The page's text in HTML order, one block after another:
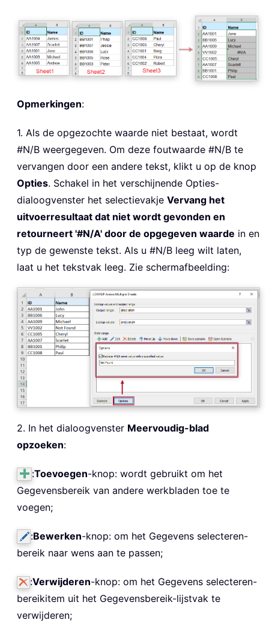
Opmerkingen:
1. Als de opgezochte waarde niet bestaat, wordt
#N/B weergegeven. Om deze foutwaarde #N/B te
vervangen door een andere tekst, klikt u op de knop
Opties. Schakel in het verschijnende Opties-
dialoogvenster het selectievakje Vervang het
uitvoerresultaat dat niet wordt gevonden en
retourneert '#N/A' door de opgegeven waarde in en
typ de gewenste tekst. Als u #N/B leeg wilt laten,
laat u het tekstvak leeg. Zie schermafbeelding:
2. In het dialoogvenster Meervoudig-blad
opzoeken:
:Toevoegen-knop: wordt gebruikt om het
Gegevensbereik van andere werkbladen toe te
voegen;
:Bewerken-knop: om het Gegevens selecteren-
bereik naar wens aan te passen;
:Verwijderen-knop: om het Gegevens selecteren-
bereikitem uit het Gegevensbereik-lijstvak te
verwijderen;